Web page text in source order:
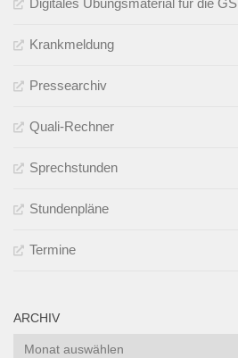
Digitales Übungsmaterial für die GS
Krankmeldung
Pressearchiv
Quali-Rechner
Sprechstunden
Stundenpläne
Termine
ARCHIV
Archiv